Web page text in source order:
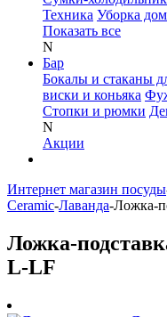
Техника Уборка
Показать все
N
Бар
Бокалы и стаканы
виски и коньяка
Стопки и рюмки
N
Акции
Интернет магазин посуды
Ceramic-Лаванда-Ложка-
Ложка-
L-LF